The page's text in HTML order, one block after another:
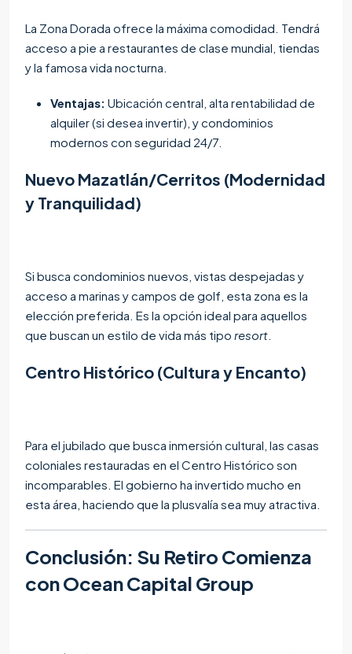
La Zona Dorada ofrece la máxima comodidad. Tendrá
acceso a pie a restaurantes de clase mundial, tiendas
y la famosa vida nocturna.
Ventajas: Ubicación central, alta rentabilidad de
alquiler (si desea invertir), y condominios
modernos con seguridad 24/7.
Nuevo Mazatlán/Cerritos (Modernidad
y Tranquilidad)
Si busca condominios nuevos, vistas despejadas y
acceso a marinas y campos de golf, esta zona es la
elección preferida. Es la opción ideal para aquellos
que buscan un estilo de vida más tipo resort
Centro Histórico (Cultura y Encanto)
Para el jubilado que busca inmersión cultural, las casas
coloniales restauradas en el Centro Histórico son
incomparables. El gobierno ha invertido mucho en
esta área, haciendo que la plusvalía sea muy atractiva.
Conclusión: Su Retiro Comienza
con Ocean Capital Group